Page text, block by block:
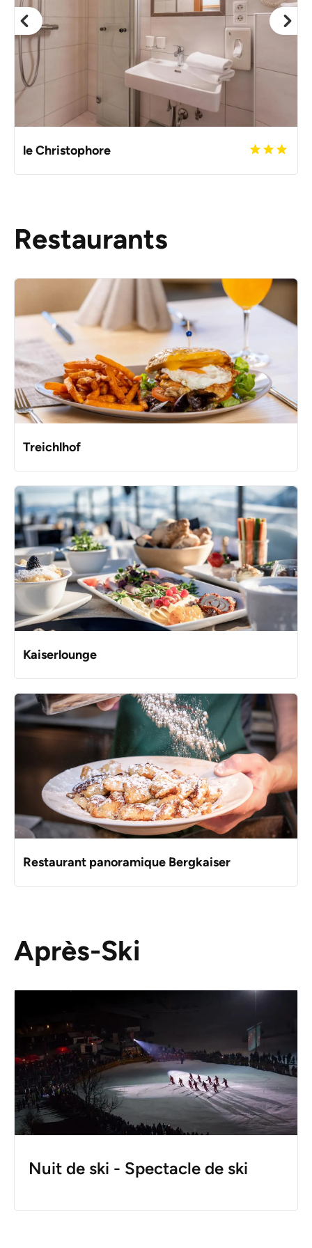
le Christophore
Restaurants
Treichlhof
Kaiserlounge
Restaurant panoramique Bergkaiser
Après-Ski
Nuit de ski - Spectacle de ski